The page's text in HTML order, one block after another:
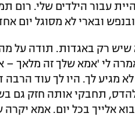
עבור הילדים שלי. רום
ובארי לא מסוגל יום
רק באגדות. תודה על
לי 'אמא שלך זה מלאך –
מגיע לך. היו לך עוד הרבה
תחבקי אותה חזק גם
אלייך בכל יום. אמא יקרה